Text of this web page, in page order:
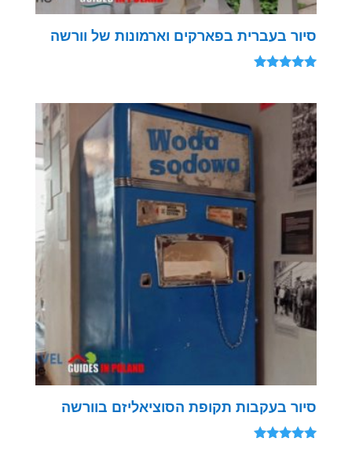
סיור בעברית בפארקים וארמונות של וורשה
מתוך 5
סיור בעקבות תקופת הסוציאליזם בוורשה